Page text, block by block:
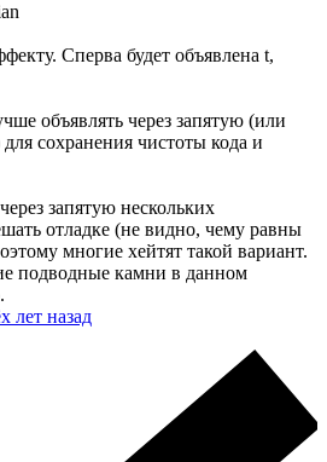
Сперва будет объявлена t,
объявлять через запятую (или
сохранения чистоты кода и
запятую нескольких
отладке (не видно, чему равны
многие хейтят такой вариант.
подводные камни в данном
лет назад